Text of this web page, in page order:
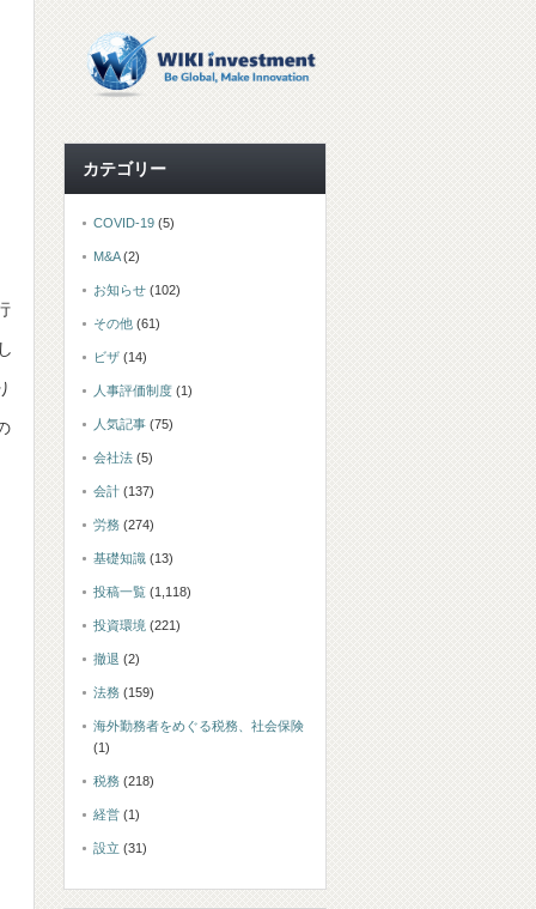
カテゴリー
COVID-19 (5)
M&A(2)
お知らせ (102)
その他 (61)
ビザ (14)
人事評価制度 (1)
人気記事 (75)
会社法 (5)
会計 (137)
労務 (274)
基礎知識 (13)
投稿一覧 (1,118)
投資環境 (221)
撤退 (2)
法務 (159)
海外勤務者をめぐる税務、社会保険
(1)
税務 (218)
経営 (1)
設立 (31)